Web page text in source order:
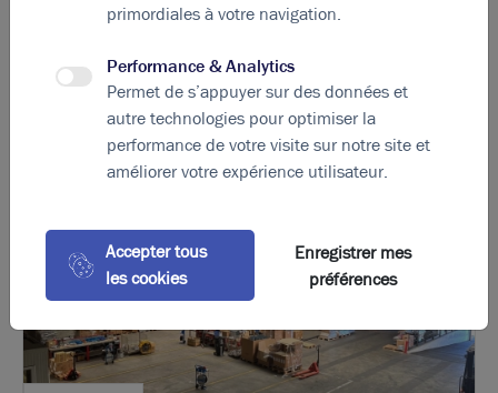
primordiales à votre navigation.
Performance & Analytics
Permet de s’appuyer sur des données et
autre technologies pour optimiser la
performance de votre visite sur notre site et
améliorer votre expérience utilisateur.
Accepter tous
les cookies
Enregistrer mes
préférences